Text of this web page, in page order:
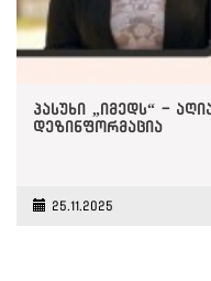
პასუხი „იმედს“ -
დეზინფორმაცია
25.11.2025